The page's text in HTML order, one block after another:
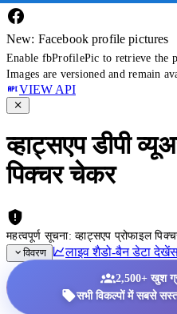
New: Facebook profile pictures
Enable fbProfilePic to retrieve the
Images are versioned and remain
VIEW API
व्हाट्सएप डीपी
पिक्चर चेकर
महत्वपूर्ण सूचना: व्हाट्सएप प्रोफाइल
विवरण
लाइव शैडो-बैन डेटा देखें
2,500+ खुश
सभी विकल्पों में सबसे